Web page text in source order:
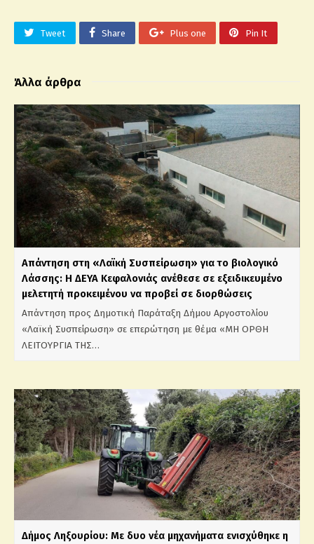
Tweet Share Plus one Pin It
Άλλα άρθρα
Απάντηση στη «Λαϊκή Συσπείρωση» για το βιολογικό
Λάσσης: Η ΔΕΥΑ Κεφαλονιάς ανέθεσε σε εξειδικευμένο
μελετητή προκειμένου να προβεί σε διορθώσεις
Απάντηση προς Δημοτική Παράταξη Δήμου Αργοστολίου
«Λαϊκή Συσπείρωση» σε επερώτηση με θέμα «ΜΗ ΟΡΘΗ
ΛΕΙΤΟΥΡΓΙΑ ΤΗΣ…
Δήμος Ληξουρίου: Με δυο νέα μηχανήματα ενισχύθηκε η